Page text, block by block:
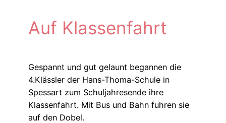
Auf Klassenfahrt
Gespannt und gut gelaunt begannen die
4.Klässler der Hans-Thoma-Schule in
Spessart zum Schuljahresende ihre
Klassenfahrt. Mit Bus und Bahn fuhren sie
auf den Dobel.